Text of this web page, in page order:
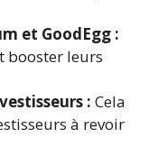
et GoodEgg :
booster leurs
: Cela
à revoir